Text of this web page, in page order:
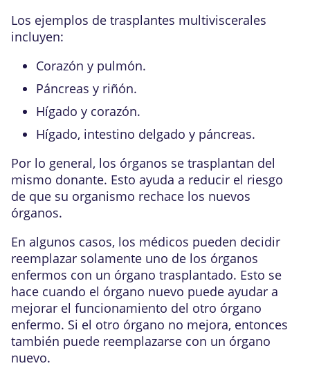
Los ejemplos de trasplantes multiviscerales
incluyen:
Corazón y pulmón.
Páncreas y riñón.
Hígado y corazón.
Hígado, intestino delgado y páncreas.
Por lo general, los órganos se trasplantan del
mismo donante. Esto ayuda a reducir el riesgo
de que su organismo rechace los nuevos
órganos.
En algunos casos, los médicos pueden decidir
reemplazar solamente uno de los órganos
enfermos con un órgano trasplantado. Esto se
hace cuando el órgano nuevo puede ayudar a
mejorar el funcionamiento del otro órgano
enfermo. Si el otro órgano no mejora, entonces
también puede reemplazarse con un órgano
nuevo.